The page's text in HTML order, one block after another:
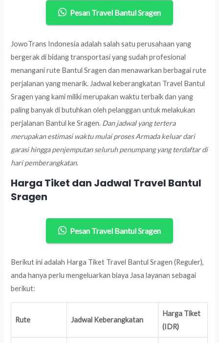
Pesan Travel Bantul Sragen
JowoTrans Indonesia adalah salah satu perusahaan yang
bergerak di bidang transportasi yang sudah profesional
menangani rute Bantul Sragen dan menawarkan berbagai rute
perjalanan yang menarik. Jadwal keberangkatan Travel Bantul
Sragen yang kami miliki merupakan waktu terbaik dan yang
paling banyak di butuhkan oleh pelanggan untuk melakukan
perjalanan Bantul ke Sragen. Dan jadwal yang tertera
merupakan estimasi waktu mulai proses Armada keluar dari
garasi hingga penjemputan seluruh penumpang yang terdaftar di
hari pemberangkatan.
Harga Tiket dan Jadwal Travel Bantul
Sragen
Pesan Travel Bantul Sragen
Berikut ini adalah Harga Tiket Travel Bantul Sragen (Reguler),
anda hanya perlu mengeluarkan biaya Jasa layanan sebagai
berikut:
Rute Jadwal Keberangkatan
Harga Tiket
(IDR)